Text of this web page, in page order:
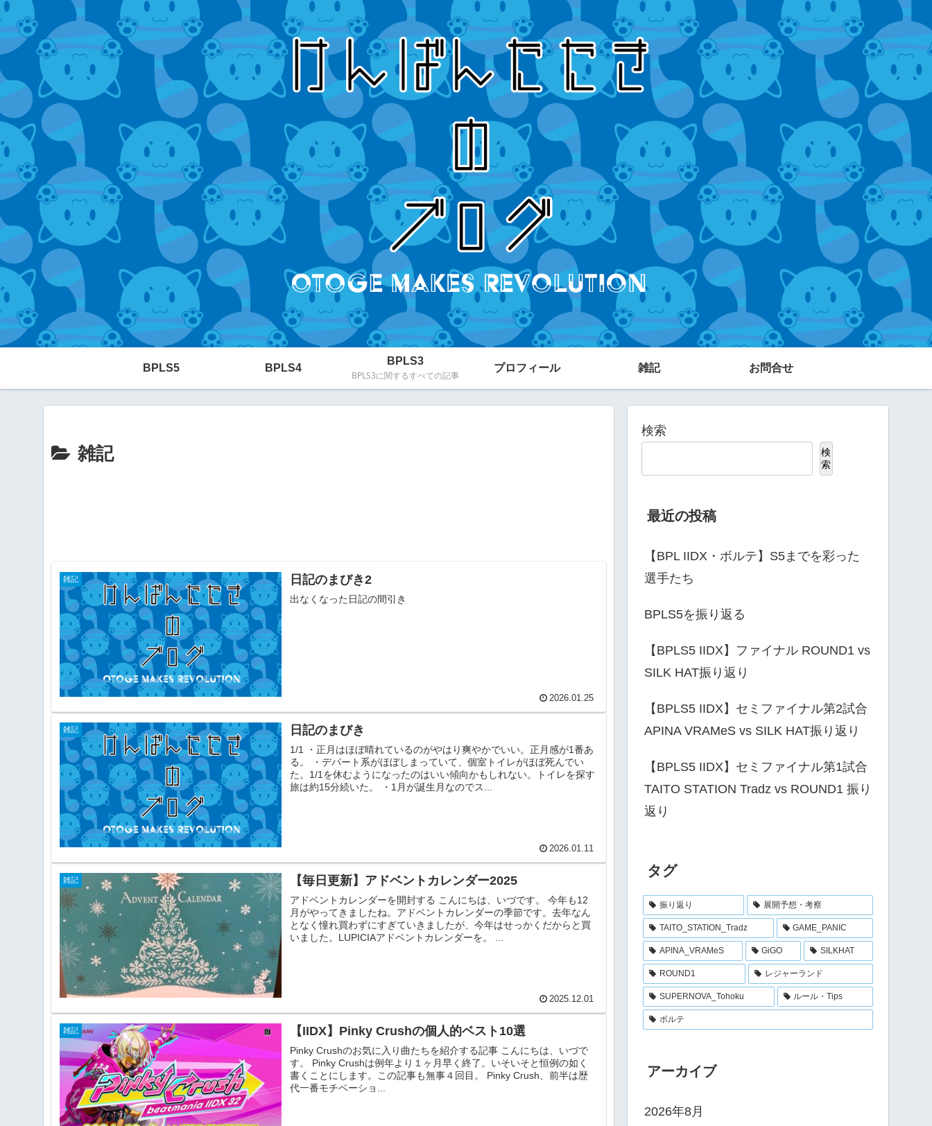
BPLS5 BPLS4
BPLS3
BPLS3に関するすべての記事
プロフィール 雑記 お問合せ
雑記
雑記 日記のまびき2
出なくなった日記の間引き
2026.01.25
雑記 日記のまびき
1/1 ・正月はほぼ晴れているのがやはり爽やかでいい。正月感が1番あ
る。 ・デパート系がほぼしまっていて、個室トイレがほぼ死んでい
た。1/1を休むようになったのはいい傾向かもしれない。トイレを探す
旅は約15分続いた。 ・1月が誕生月なのでス...
2026.01.11
雑記 【毎日更新】アドベントカレンダー2025
アドベントカレンダーを開封する こんにちは、いづです。 今年も12
月がやってきましたね。アドベントカレンダーの季節です。去年なん
となく憧れ買わずにすぎていきましたが、今年はせっかくだからと買
いました。LUPICIAアドベントカレンダーを。 ...
2025.12.01
雑記 【IIDX】Pinky Crushの個人的ベスト10選
Pinky Crushのお気に入り曲たちを紹介する記事 こんにちは、いづで
す。 Pinky Crushは例年より１ヶ月早く終了。いそいそと恒例の如く
書くことにします。この記事も無事４回目。 Pinky Crush、前半は歴
代一番モチベーショ...
検索
検
索
最近の投稿
【BPL IIDX・ボルテ】S5までを彩った
選手たち
BPLS5を振り返る
【BPLS5 IIDX】ファイナル ROUND1 vs
SILK HAT振り返り
【BPLS5 IIDX】セミファイナル第2試合
APINA VRAMeS vs SILK HAT振り返り
【BPLS5 IIDX】セミファイナル第1試合
TAITO STATION Tradz vs ROUND1 振り
返り
タグ
振り返り 展開予想・考察
TAITO_STATION_Tradz GAME_PANIC
APINA_VRAMeS GiGO SILKHAT
ROUND1 レジャーランド
SUPERNOVA_Tohoku ルール・Tips
ボルテ
アーカイブ
2026年8月